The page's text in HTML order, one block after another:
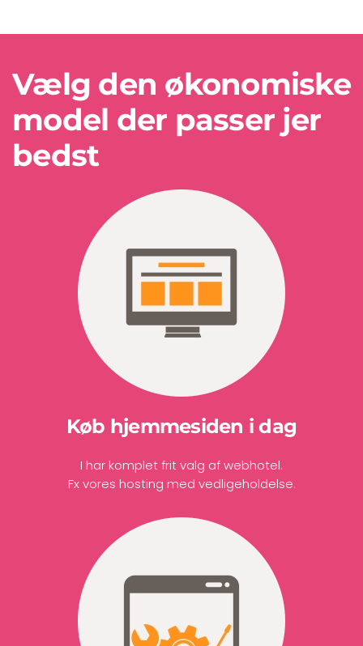
Vælg den økonomiske
model der passer jer
bedst
Køb hjemmesiden i dag
I har komplet frit valg af webhotel.
Fx vores hosting med vedligeholdelse.